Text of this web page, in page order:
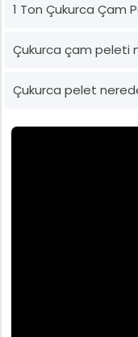
1 Ton Çukurca Çam
Çukurca çam peleti
Çukurca pelet